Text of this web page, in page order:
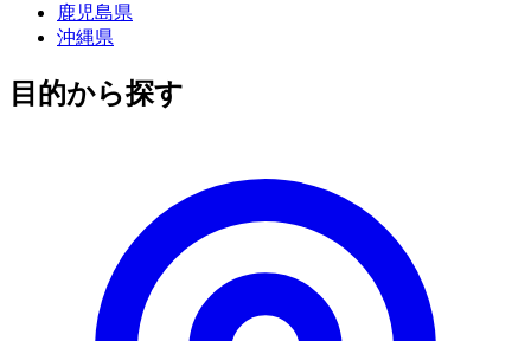
鹿児島県
沖縄県
目的から探す